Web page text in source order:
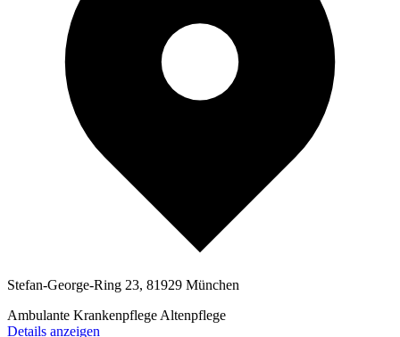
Stefan-George-Ring 23, 81929 München
Ambulante Krankenpflege Altenpflege
Details anzeigen